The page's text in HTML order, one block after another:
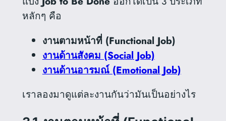
หลักๆ คือ
งานตามหน้าที่ (Functional Job)
งานด้านสังคม (Social Job)
งานด้านอารมณ์ (Emotional Job)
เราลองมาดูแต่ละงานกันว่ามันเป็นอย่างไร